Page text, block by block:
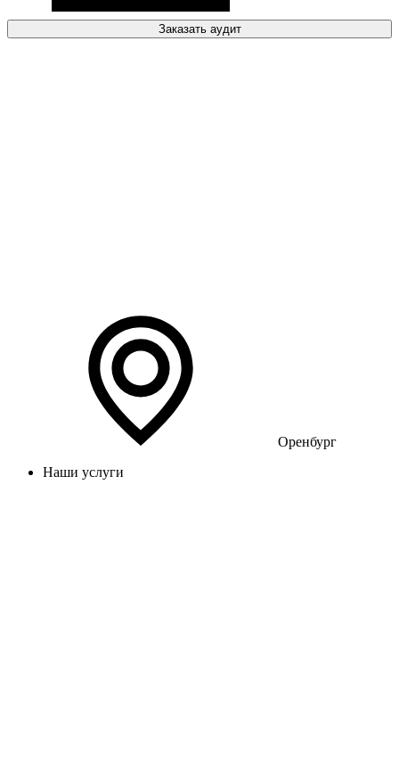
Заказать аудит
Оренбург
Наши услуги